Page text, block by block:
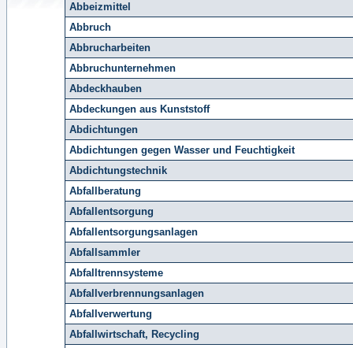
Abbeizmittel
Abbruch
Abbrucharbeiten
Abbruchunternehmen
Abdeckhauben
Abdeckungen aus Kunststoff
Abdichtungen
Abdichtungen gegen Wasser und Feuchtigkeit
Abdichtungstechnik
Abfallberatung
Abfallentsorgung
Abfallentsorgungsanlagen
Abfallsammler
Abfalltrennsysteme
Abfallverbrennungsanlagen
Abfallverwertung
Abfallwirtschaft, Recycling